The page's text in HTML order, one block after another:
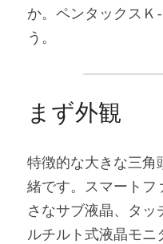
か。ペンタックスＫ
う。
まず外観
特徴的な大きな三角
緒です。スマートフ
さなサブ液晶、タ
ルチルト式液晶モニ